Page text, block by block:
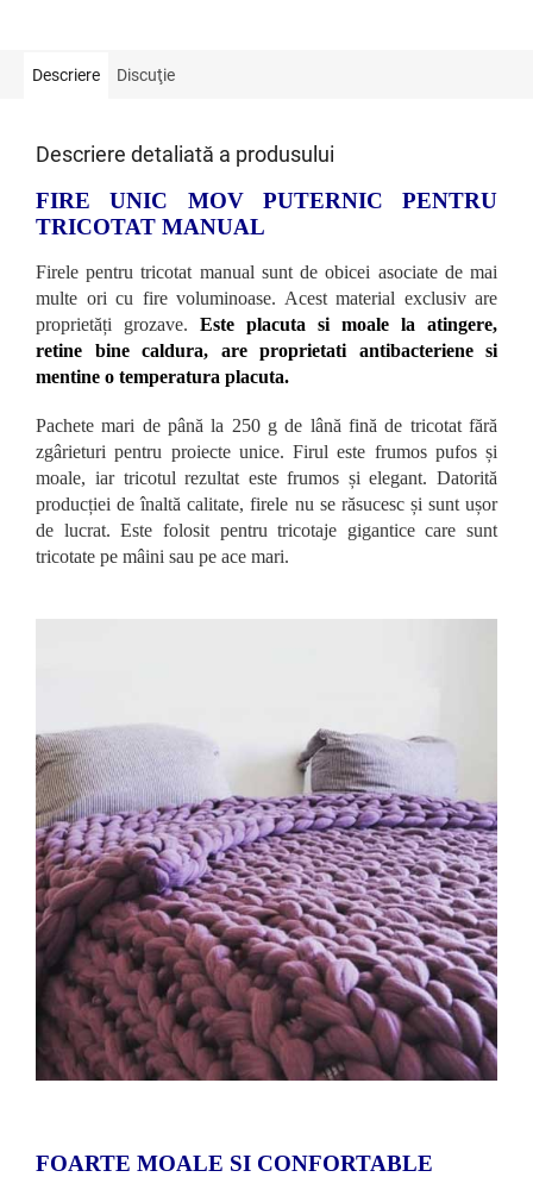
Descriere Discuţie
Descriere detaliată a produsului
FIRE UNIC MOV PUTERNIC PENTRU
TRICOTAT MANUAL
Firele pentru tricotat manual sunt de obicei asociate de mai
multe ori cu fire voluminoase. Acest material exclusiv are
proprietăți grozave. Este placuta si moale la atingere,
retine bine caldura, are proprietati antibacteriene si
mentine o temperatura placuta.
Pachete mari de până la 250 g de lână fină de tricotat fără
zgârieturi pentru proiecte unice. Firul este frumos pufos și
moale, iar tricotul rezultat este frumos și elegant. Datorită
producției de înaltă calitate, firele nu se răsucesc și sunt ușor
de lucrat. Este folosit pentru tricotaje gigantice care sunt
tricotate pe mâini sau pe ace mari.
FOARTE MOALE SI CONFORTABLE